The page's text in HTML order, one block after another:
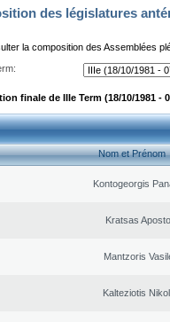
des législatures
la composition des Assemblées
finale de IIIe Term (18/10/1981 -
Nom et Prénom
Kontogeorgis
Kratsas
Mantzoris
Kalteziotis